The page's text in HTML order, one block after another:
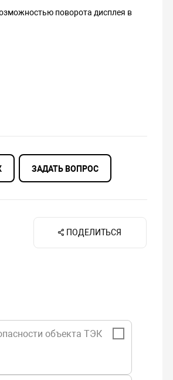
поворота дисплея в
ЗАДАТЬ ВОПРОС
ПОДЕЛИТЬСЯ
объекта ТЭК